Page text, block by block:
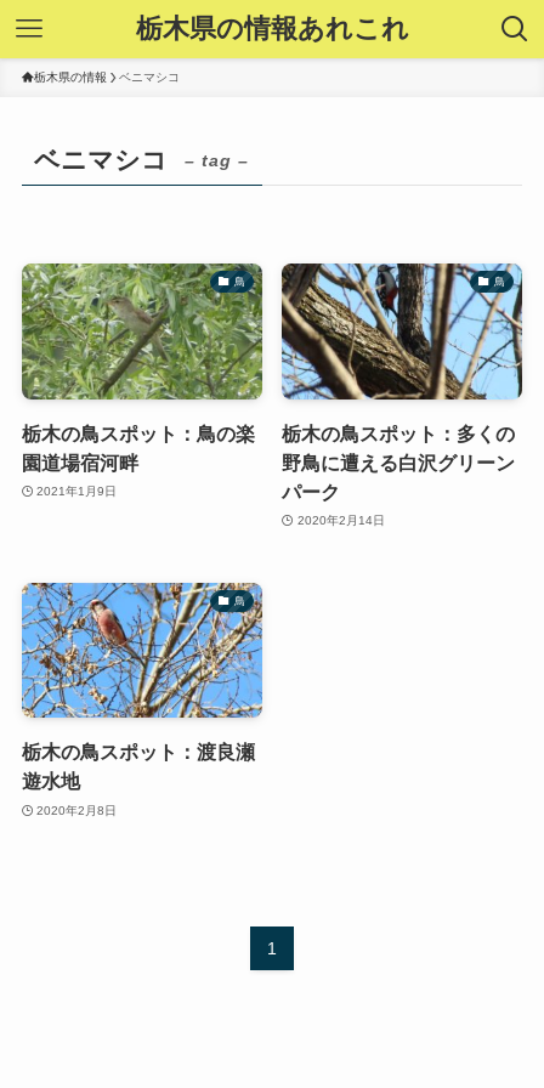
栃木県の情報あれこれ
栃木県の情報 ベニマシコ
ベニマシコ – tag –
鳥
栃木の鳥スポット：鳥の楽
園道場宿河畔
2021年1月9日
鳥
栃木の鳥スポット：多くの
野鳥に遭える白沢グリーン
パーク
2020年2月14日
鳥
栃木の鳥スポット：渡良瀬
遊水地
2020年2月8日
1